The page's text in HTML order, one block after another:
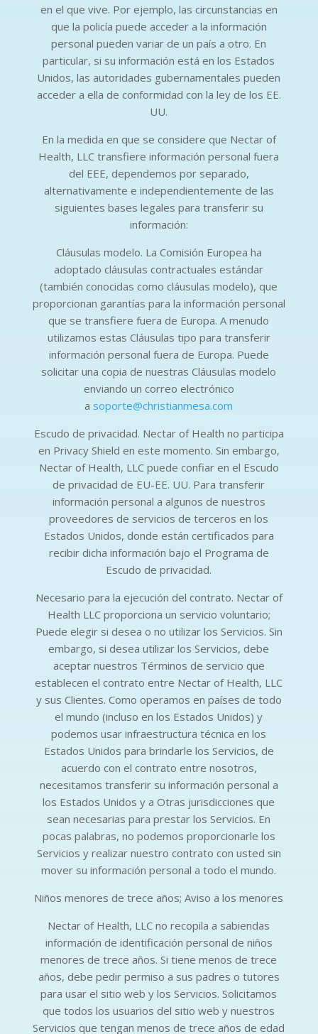
en el que vive. Por ejemplo, las circunstancias en
que la policía puede acceder a la información
personal pueden variar de un país a otro. En
particular, si su información está en los Estados
Unidos, las autoridades gubernamentales pueden
acceder a ella de conformidad con la ley de los EE.
UU.
En la medida en que se considere que Nectar of
Health, LLC transfiere información personal fuera
del EEE, dependemos por separado,
alternativamente e independientemente de las
siguientes bases legales para transferir su
información:
Cláusulas modelo. La Comisión Europea ha
adoptado cláusulas contractuales estándar
(también conocidas como cláusulas modelo), que
proporcionan garantías para la información personal
que se transfiere fuera de Europa. A menudo
utilizamos estas Cláusulas tipo para transferir
información personal fuera de Europa. Puede
solicitar una copia de nuestras Cláusulas modelo
enviando un correo electrónico
a soporte@christianmesa.com
Escudo de privacidad. Nectar of Health no participa
en Privacy Shield en este momento. Sin embargo,
Nectar of Health, LLC puede confiar en el Escudo
de privacidad de EU-EE. UU. Para transferir
información personal a algunos de nuestros
proveedores de servicios de terceros en los
Estados Unidos, donde están certificados para
recibir dicha información bajo el Programa de
Escudo de privacidad.
Necesario para la ejecución del contrato. Nectar of
Health LLC proporciona un servicio voluntario;
Puede elegir si desea o no utilizar los Servicios. Sin
embargo, si desea utilizar los Servicios, debe
aceptar nuestros Términos de servicio que
establecen el contrato entre Nectar of Health, LLC
y sus Clientes. Como operamos en países de todo
el mundo (incluso en los Estados Unidos) y
podemos usar infraestructura técnica en los
Estados Unidos para brindarle los Servicios, de
acuerdo con el contrato entre nosotros,
necesitamos transferir su información personal a
los Estados Unidos y a Otras jurisdicciones que
sean necesarias para prestar los Servicios. En
pocas palabras, no podemos proporcionarle los
Servicios y realizar nuestro contrato con usted sin
mover su información personal a todo el mundo.
Niños menores de trece años; Aviso a los menores
Nectar of Health, LLC no recopila a sabiendas
información de identificación personal de niños
menores de trece años. Si tiene menos de trece
años, debe pedir permiso a sus padres o tutores
para usar el sitio web y los Servicios. Solicitamos
que todos los usuarios del sitio web y nuestros
Servicios que tengan menos de trece años de edad